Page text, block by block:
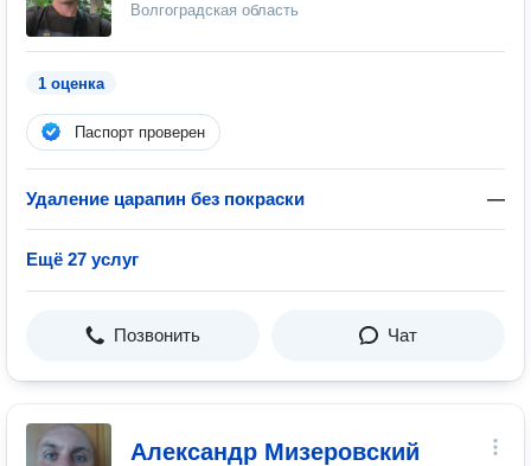
Волгоградская область
1 оценка
Паспорт проверен
Удаление царапин без покраски —
Ещё 27 услуг
Позвонить Чат
Александр Мизеровский